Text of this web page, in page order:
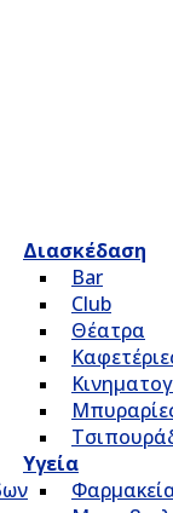
Διασκέδαση
Bar
Club
Θέατρα
Υγεία